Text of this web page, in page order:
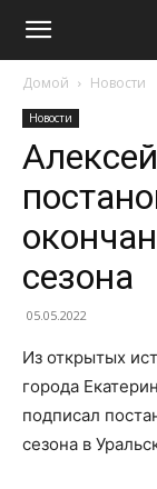
Домой Новости
Новости
сезона
05.05.2022
Из открытых
города
подписал
сезона в